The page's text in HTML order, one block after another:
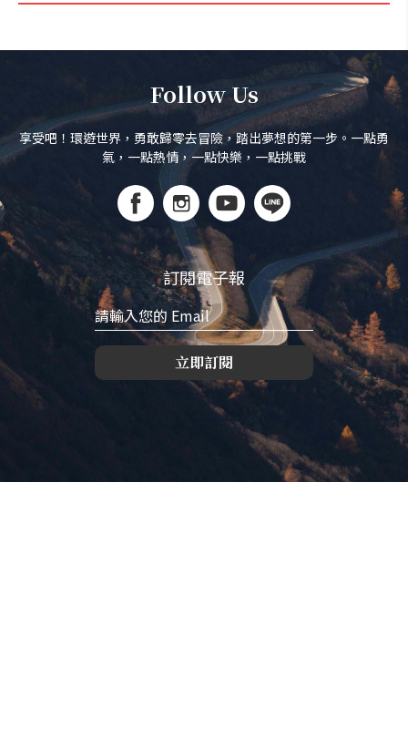
Follow Us
享受吧！環遊世界，勇敢歸零去冒險，踏出夢想的第一步。一點勇
氣，一點熱情，一點快樂，一點挑戰
訂閱電子報
立即訂閱